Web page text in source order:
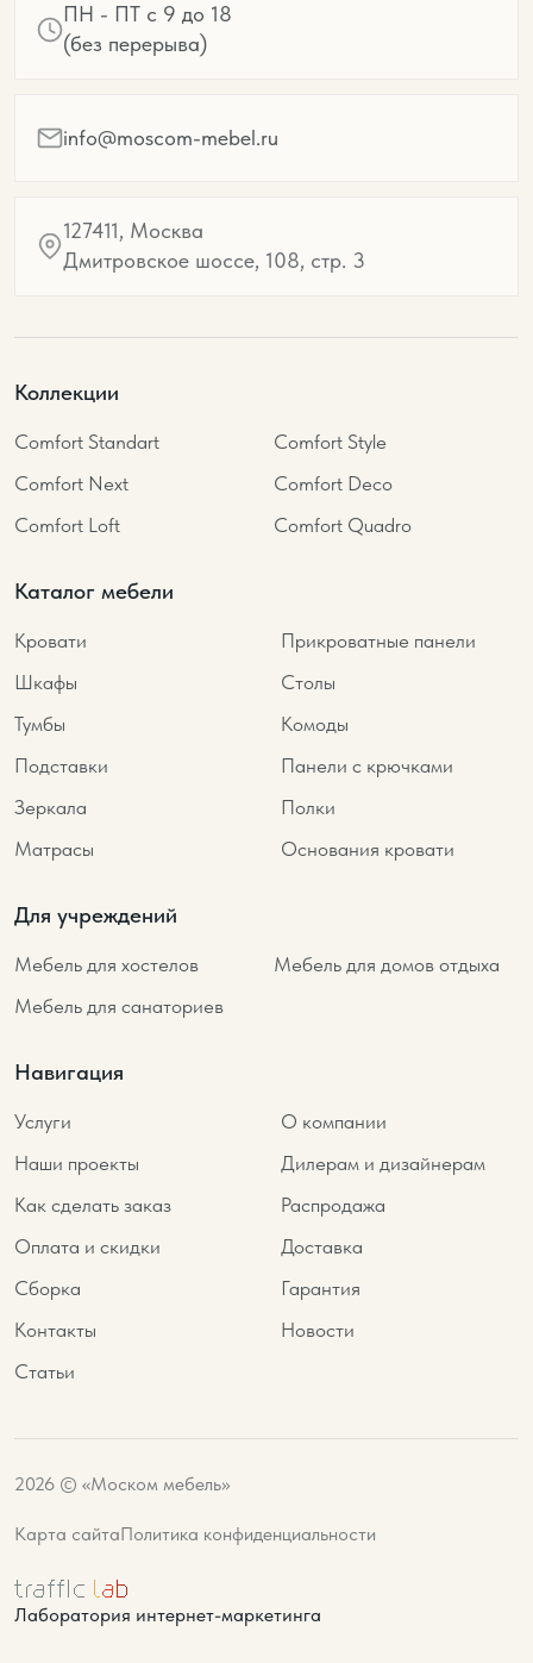
ПН - ПТ с 9 до 18
(без перерыва)
info@moscom-mebel.ru
127411, Москва
Дмитровское шоссе, 108, стр. 3
Коллекции
Comfort Standart
Comfort Style
Comfort Next
Comfort Deco
Comfort Loft
Comfort Quadro
Каталог мебели
Кровати
Прикроватные панели
Шкафы
Столы
Тумбы
Комоды
Подставки
Панели с крючками
Зеркала
Полки
Матрасы
Основания кровати
Для учреждений
Мебель для хостелов
Мебель для домов отдыха
Мебель для санаториев
Навигация
Услуги
О компании
Наши проекты
Дилерам и дизайнерам
Как сделать заказ
Распродажа
Оплата и скидки
Доставка
Сборка
Гарантия
Контакты
Новости
Статьи
2026 © «Моском мебель»
Карта сайтаПолитика конфиденциальности
Лаборатория интернет-маркетинга